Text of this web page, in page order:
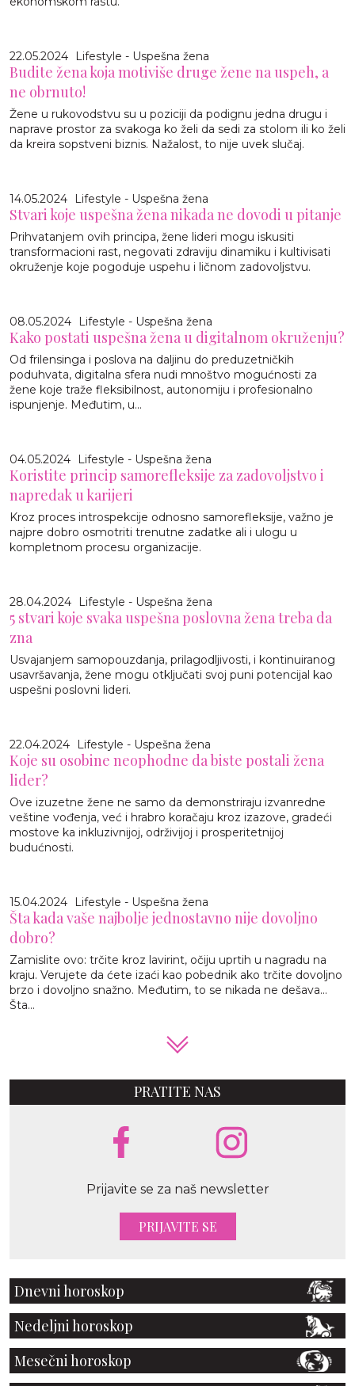
22.05.2024 Lifestyle - Uspešna žena
Budite žena koja motiviše druge žene na uspeh, a
ne obrnuto!
Žene u rukovodstvu su u poziciji da podignu jedna drugu i
naprave prostor za svakoga ko želi da sedi za stolom ili ko želi
da kreira sopstveni biznis. Nažalost, to nije uvek slučaj.
14.05.2024 Lifestyle - Uspešna žena
Stvari koje uspešna žena nikada ne dovodi u pitanje
Prihvatanjem ovih principa, žene lideri mogu iskusiti
transformacioni rast, negovati zdraviju dinamiku i kultivisati
okruženje koje pogoduje uspehu i ličnom zadovoljstvu.
08.05.2024 Lifestyle - Uspešna žena
Kako postati uspešna žena u digitalnom okruženju?
Od frilensinga i poslova na daljinu do preduzetničkih
poduhvata, digitalna sfera nudi mnoštvo mogućnosti za
žene koje traže fleksibilnost, autonomiju i profesionalno
ispunjenje. Međutim, u...
04.05.2024 Lifestyle - Uspešna žena
Koristite princip samorefleksije za zadovoljstvo i
napredak u karijeri
Kroz proces introspekcije odnosno samorefleksije, važno je
najpre dobro osmotriti trenutne zadatke ali i ulogu u
kompletnom procesu organizacije.
28.04.2024 Lifestyle - Uspešna žena
5 stvari koje svaka uspešna poslovna žena treba da
zna
Usvajanjem samopouzdanja, prilagodljivosti, i kontinuiranog
usavršavanja, žene mogu otključati svoj puni potencijal kao
uspešni poslovni lideri.
22.04.2024 Lifestyle - Uspešna žena
Koje su osobine neophodne da biste postali žena
lider?
Ove izuzetne žene ne samo da demonstriraju izvanredne
veštine vođenja, već i hrabro koračaju kroz izazove, gradeći
mostove ka inkluzivnijoj, održivijoj i prosperitetnijoj
budućnosti.
15.04.2024 Lifestyle - Uspešna žena
Šta kada vaše najbolje jednostavno nije dovoljno
dobro?
Zamislite ovo: trčite kroz lavirint, očiju uprtih u nagradu na
kraju. Verujete da ćete izaći kao pobednik ako trčite dovoljno
brzo i dovoljno snažno. Međutim, to se nikada ne dešava...
Šta...
PRATITE NAS
Prijavite se za naš newsletter
PRIJAVITE SE
Dnevni horoskop
Nedeljni horoskop
Mesečni horoskop